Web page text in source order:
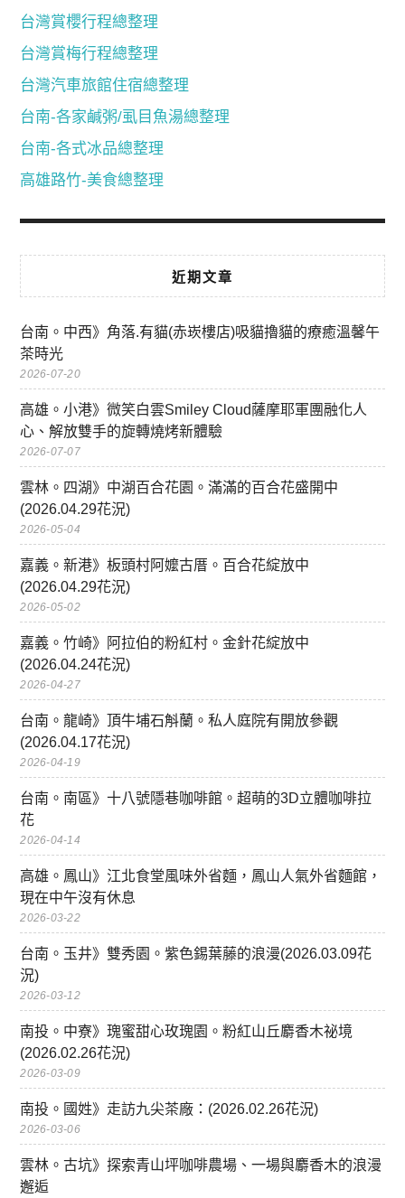
台灣賞櫻行程總整理
台灣賞梅行程總整理
台灣汽車旅館住宿總整理
台南-各家鹹粥/虱目魚湯總整理
台南-各式冰品總整理
高雄路竹-美食總整理
近期文章
台南。中西》角落.有貓(赤崁樓店)吸貓擼貓的療癒溫馨午
茶時光
2026-07-20
高雄。小港》微笑白雲Smiley Cloud薩摩耶軍團融化人
心、解放雙手的旋轉燒烤新體驗
2026-07-07
雲林。四湖》中湖百合花園。滿滿的百合花盛開中
(2026.04.29花況)
2026-05-04
嘉義。新港》板頭村阿嬤古厝。百合花綻放中
(2026.04.29花況)
2026-05-02
嘉義。竹崎》阿拉伯的粉紅村。金針花綻放中
(2026.04.24花況)
2026-04-27
台南。龍崎》頂牛埔石斛蘭。私人庭院有開放參觀
(2026.04.17花況)
2026-04-19
台南。南區》十八號隱巷咖啡館。超萌的3D立體咖啡拉
花
2026-04-14
高雄。鳳山》江北食堂風味外省麵，鳳山人氣外省麵館，
現在中午沒有休息
2026-03-22
台南。玉井》雙秀園。紫色錫葉藤的浪漫(2026.03.09花
況)
2026-03-12
南投。中寮》瑰蜜甜心玫瑰園。粉紅山丘麝香木祕境
(2026.02.26花況)
2026-03-09
南投。國姓》走訪九尖茶廠：(2026.02.26花況)
2026-03-06
雲林。古坑》探索青山坪咖啡農場、一場與麝香木的浪漫
邂逅